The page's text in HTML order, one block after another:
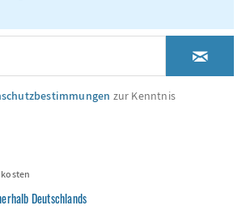
zur Kenntnis
Deutschlands